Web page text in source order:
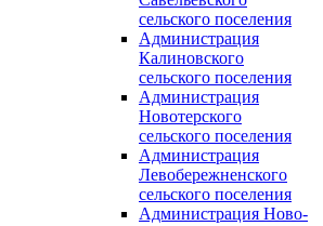
сельского поселения
Администрация
Калиновского
сельского поселения
Администрация
Новотерского
сельского поселения
Администрация
Левобережненского
сельского поселения
Администрация Ново-